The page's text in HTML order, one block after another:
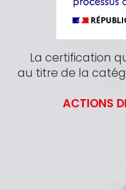
La certification
au titre de la
ACTIONS